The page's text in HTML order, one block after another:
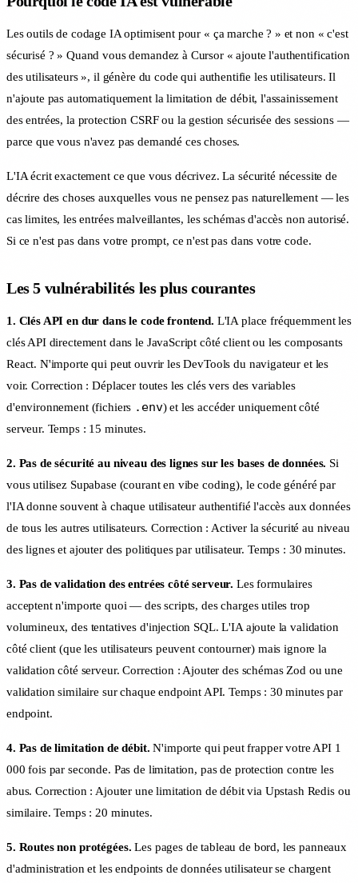
Les outils de codage IA optimisent pour « ça marche ? » et non « c'est
sécurisé ? » Quand vous demandez à Cursor « ajoute l'authentification
des utilisateurs », il génère du code qui authentifie les utilisateurs. Il
n'ajoute pas automatiquement la limitation de débit, l'assainissement
des entrées, la protection CSRF ou la gestion sécurisée des sessions —
parce que vous n'avez pas demandé ces choses.
L'IA écrit exactement ce que vous décrivez. La sécurité nécessite de
décrire des choses auxquelles vous ne pensez pas naturellement — les
cas limites, les entrées malveillantes, les schémas d'accès non autorisé.
Si ce n'est pas dans votre prompt, ce n'est pas dans votre code.
Les 5 vulnérabilités les plus courantes
1. Clés API en dur dans le code frontend. L'IA place fréquemment les
clés API directement dans le JavaScript côté client ou les composants
React. N'importe qui peut ouvrir les DevTools du navigateur et les
voir. Correction : Déplacer toutes les clés vers des variables
d'environnement (fichiers .env) et les accéder uniquement côté
serveur. Temps : 15 minutes.
2. Pas de sécurité au niveau des lignes sur les bases de données. Si
vous utilisez Supabase (courant en vibe coding), le code généré par
l'IA donne souvent à chaque utilisateur authentifié l'accès aux données
de tous les autres utilisateurs. Correction : Activer la sécurité au niveau
des lignes et ajouter des politiques par utilisateur. Temps : 30 minutes.
3. Pas de validation des entrées côté serveur. Les formulaires
acceptent n'importe quoi — des scripts, des charges utiles trop
volumineux, des tentatives d'injection SQL. L'IA ajoute la validation
côté client (que les utilisateurs peuvent contourner) mais ignore la
validation côté serveur. Correction : Ajouter des schémas Zod ou une
validation similaire sur chaque endpoint API. Temps : 30 minutes par
endpoint.
4. Pas de limitation de débit. N'importe qui peut frapper votre API 1
000 fois par seconde. Pas de limitation, pas de protection contre les
abus. Correction : Ajouter une limitation de débit via Upstash Redis ou
similaire. Temps : 20 minutes.
5. Routes non protégées. Les pages de tableau de bord, les panneaux
d'administration et les endpoints de données utilisateur se chargent